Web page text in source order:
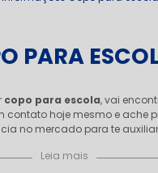
PARA
copo para escola, vai
contato hoje mesmo e ache
no mercado para te
Leia mais